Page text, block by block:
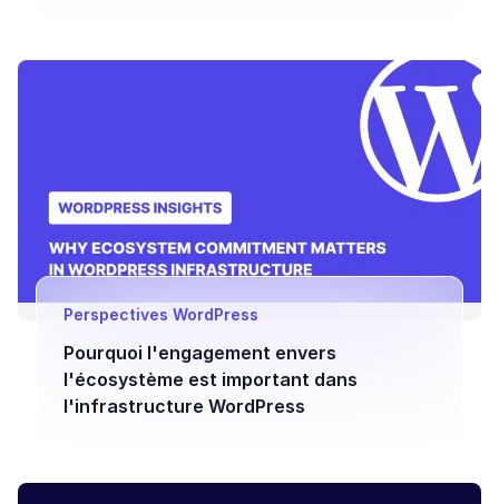
Perspectives WordPress
Pourquoi l'engagement envers
l'écosystème est important dans
l'infrastructure WordPress